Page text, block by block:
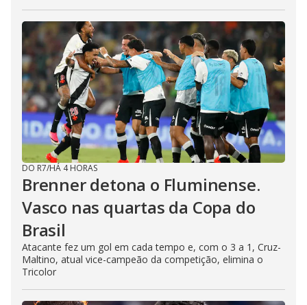
DO R7/HÁ 4 HORAS
Brenner detona o Fluminense.
Vasco nas quartas da Copa do
Brasil
Atacante fez um gol em cada tempo e, com o 3 a 1, Cruz-
Maltino, atual vice-campeão da competição, elimina o
Tricolor